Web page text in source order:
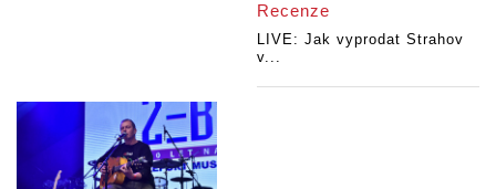
Recenze
LIVE: Jak vyprodat Strahov
v...